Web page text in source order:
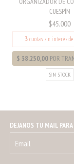
CUESPÍN
$45.000
3cuotas sin interés de
SIN STOCK
DEJANOS TU MAIL